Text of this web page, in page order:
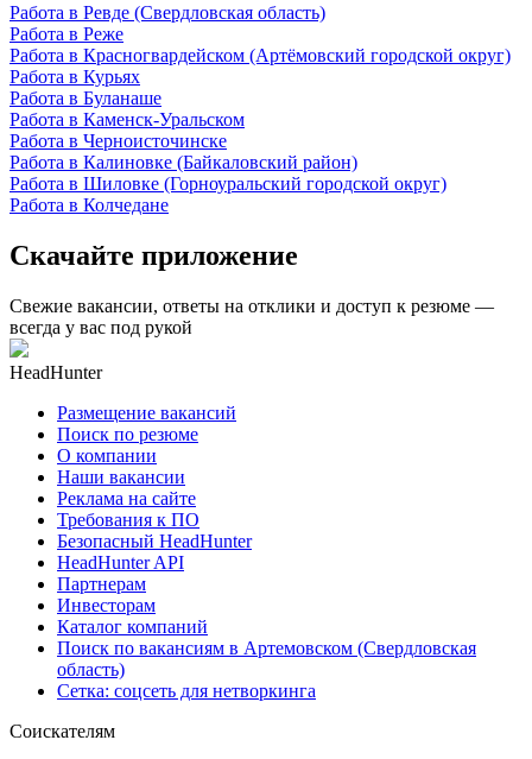
Работа в Ревде (Свердловская область)
Работа в Реже
Работа в Красногвардейском (Артёмовский городской округ)
Работа в Курьях
Работа в Буланаше
Работа в Каменск-Уральском
Работа в Черноисточинске
Работа в Калиновке (Байкаловский район)
Работа в Шиловке (Горноуральский городской округ)
Работа в Колчедане
Скачайте приложение
Свежие вакансии, ответы на отклики и доступ к резюме —
всегда у вас под рукой
HeadHunter
Размещение вакансий
Поиск по резюме
О компании
Наши вакансии
Реклама на сайте
Требования к ПО
Безопасный HeadHunter
HeadHunter API
Партнерам
Инвесторам
Каталог компаний
Поиск по вакансиям в Артемовском (Свердловская
область)
Сетка: соцсеть для нетворкинга
Соискателям